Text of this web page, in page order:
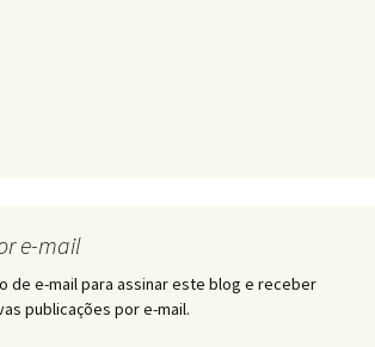
e-mail
de e-mail para assinar este blog e receber
publicações por e-mail.